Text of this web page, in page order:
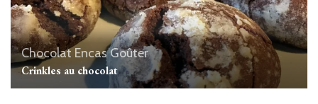
Chocolat EncasGoûter
Crinkles au chocolat